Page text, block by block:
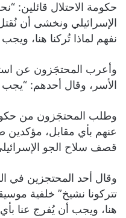
حكومة الاحتلال قائلين:
الإسرائيلي ونخشى أن
نفهم لماذا تُركنا هنا،
وأعرب المحتجَزون عن
الأسر، وقال أحدهم: “يجب
وطلب المحتجَزون من
عنهم بأي مقابل،
قصف سلاح الجو
وقال أحد المحتجزين في
تتركونا نشيخ” خلفية
هنا، ويجب أن يُفرج عنا